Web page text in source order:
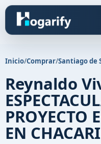
Inicio/Comprar/Santiago de
Reynaldo
PROYECTO
EN